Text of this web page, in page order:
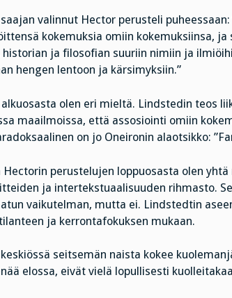
saajan valinnut Hector perusteli
kokemuksia omiin kokemuksiinsa,
historian ja filosofian suuriin nimiin ja
hengen lentoon ja kärsimyksiin.”
olen eri mieltä. Lindstedin teos
maailmoissa, että assosiointi omiin
on jo Oneironin alaotsikko:
Hectorin perustelujen loppuosasta olen
ja intertekstuaalisuuden rihmasto.
vaikutelman, mutta ei. Lindstedtin
ja kerrontafokuksen mukaan.
seitsemän naista kokee
elossa, eivät vielä lopullisesti